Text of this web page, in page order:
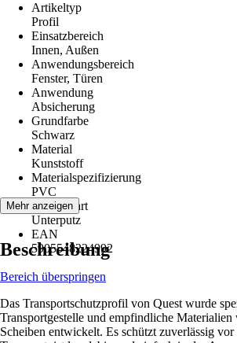
Artikeltyp
Profil
Einsatzbereich
Innen, Außen
Anwendungsbereich
Fenster, Türen
Anwendung
Absicherung
Grundfarbe
Schwarz
Material
Kunststoff
Materialspezifizierung
PVC
Montageart
Unterputz
EAN
5905548224992
Mehr anzeigen
Beschreibung
Bereich überspringen
Das Transportschutzprofil von Quest wurde
Transportgestelle und empfindliche Materialien
Scheiben entwickelt. Es schützt zuverlässig